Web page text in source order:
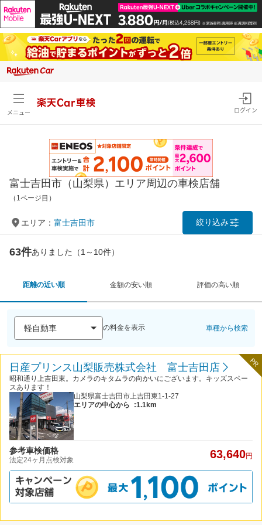
メニュー
楽天Car車検
ログイン
富士吉田市（山梨県）エリア周辺の車検店舗
（1ページ目）
エリア： 富士吉田市 絞り込み
63件ありました（1～10件）
距離の近い順 金額の安い順 評価の高い順
の料金を表示 車種から検索
PR
日産プリンス山梨販売株式会社 富士吉田店
昭和通り上吉田東。カメラのキタムラの向かいにございます。キッズスペー
スあります！
山梨県富士吉田市上吉田東1-1-27
エリアの中心から
:1.1km
参考車検価格
法定24ヶ月点検対象 63,640円